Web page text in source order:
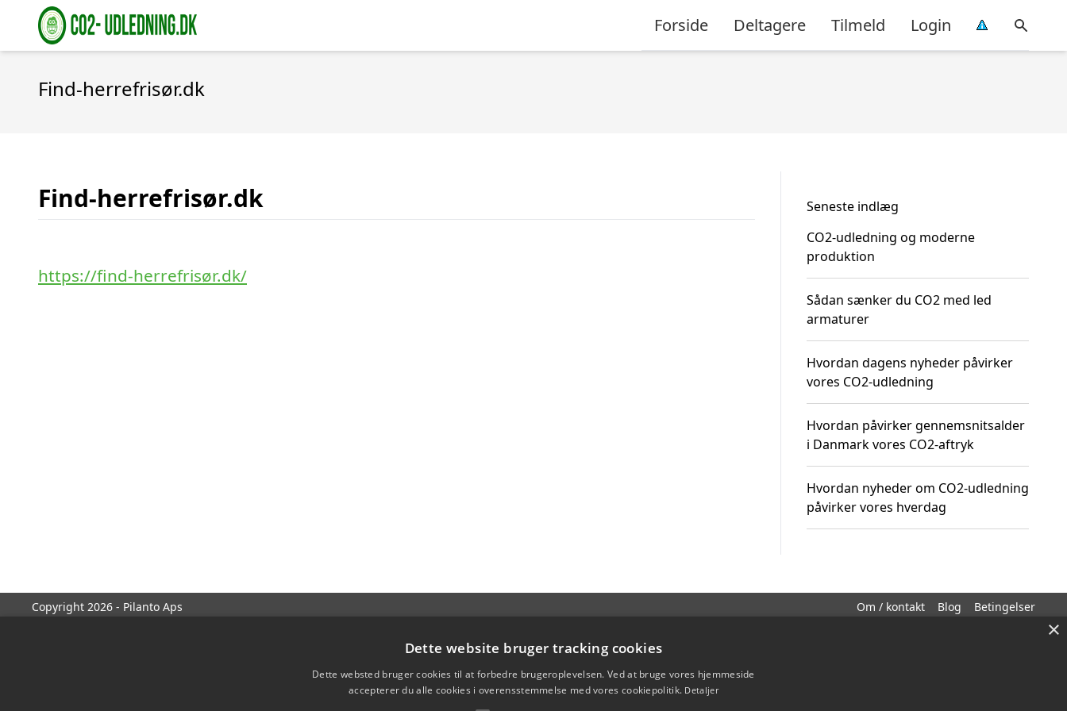
Forside Deltagere Tilmeld Login
Find-herrefrisør.dk
Find-herrefrisør.dk
https://find-herrefrisør.dk/
Seneste indlæg
CO2-udledning og moderne
produktion
Sådan sænker du CO2 med led
armaturer
Hvordan dagens nyheder påvirker
vores CO2-udledning
Hvordan påvirker gennemsnitsalder
i Danmark vores CO2-aftryk
Hvordan nyheder om CO2-udledning
påvirker vores hverdag
Copyright 2026 - Pilanto Aps Om / kontakt Blog Betingelser
×
Dette website bruger tracking cookies
Dette websted bruger cookies til at forbedre brugeroplevelsen. Ved at bruge vores hjemmeside
accepterer du alle cookies i overensstemmelse med vores cookiepolitik. Detaljer